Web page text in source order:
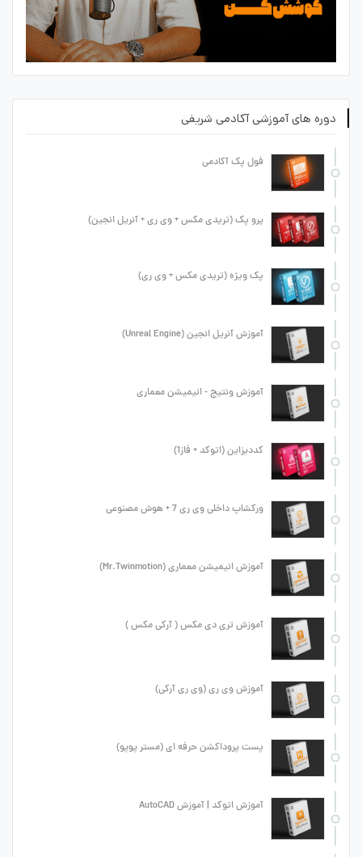
دوره های آموزشی آکادمی شریفی
فول پک آکادمی
پرو پک (تریدی مکس + وی ری + آنریل انجین)
پک ویژه (تریدی مکس + وی ری)
آموزش آنریل انجین (Unreal Engine)
آموزش ونتیج - انیمیشن معماری
کددیزاین (اتوکد + فاز1)
ورکشاپ داخلی وی ری 7 + هوش مصنوعی
آموزش انیمیشن معماری (Mr.Twinmotion)
آموزش تری دی مکس ( آرکی مکس )
آموزش وی ری (وی ری آرکی)
پست پروداکشن حرفه ای (مستر پوپو)
آموزش اتوکد | آموزش AutoCAD